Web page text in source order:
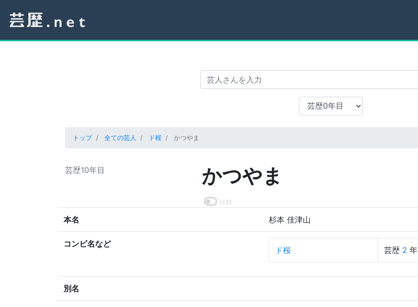
トップ 全ての芸人 ド桜 かつやま
芸歴10年目 かつやま
比較
本名 杉本 佳津山
コンビ名など
ド桜 芸歴 2 年
別名